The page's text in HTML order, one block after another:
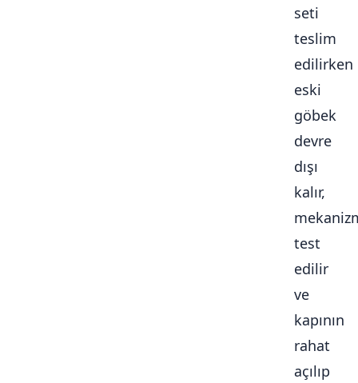
seti
teslim
edilirken
eski
göbek
devre
dışı
kalır,
test
edilir
ve
kapının
rahat
açılıp